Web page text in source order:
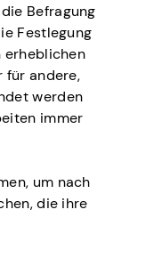
Befragung
Festlegung
erheblichen
für andere,
werden
immer
um nach
die ihre